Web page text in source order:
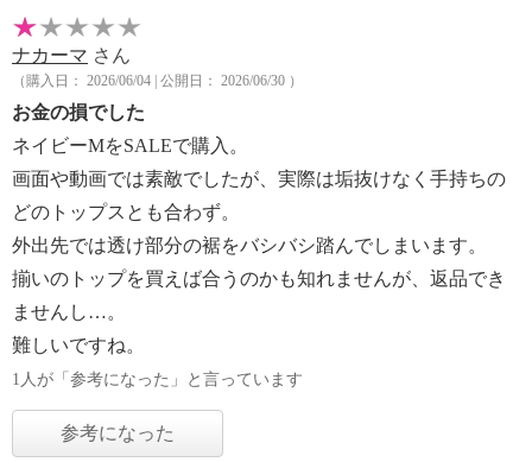
ナカーマ さん
（購入日： 2026/06/04 | 公開日： 2026/06/30 ）
お金の損でした
ネイビーMをSALEで購入。
画面や動画では素敵でしたが、実際は垢抜けなく手持ちの
どのトップスとも合わず。
外出先では透け部分の裾をバシバシ踏んでしまいます。
揃いのトップを買えば合うのかも知れませんが、返品でき
ませんし…。
難しいですね。
1人が「参考になった」と言っています
参考になった